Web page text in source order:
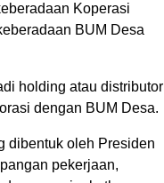
Koperasi
BUM Desa
holding atau distributor
dengan BUM Desa.
dibentuk oleh Presiden
pekerjaan,